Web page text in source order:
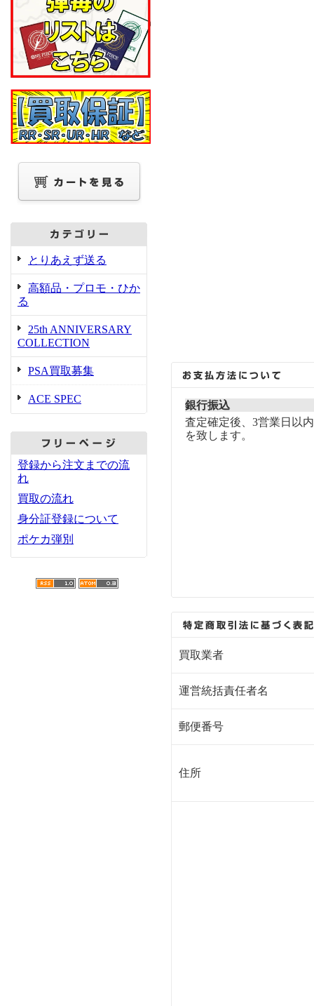
とりあえず送る
高額品・プロモ・ひか
る
25th ANNIVERSARY
COLLECTION
PSA買取募集
ACE SPEC
登録から注文までの流
れ
買取の流れ
身分証登録について
ポケカ弾別
銀行振込
査定確定後、3営業日以
を致します。
買取業者
運営統括責任者名
郵便番号
住所